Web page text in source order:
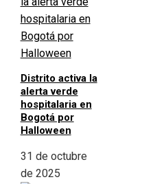
Distrito activa la
alerta verde
hospitalaria en
Bogotá por
Halloween
31 de octubre
de 2025